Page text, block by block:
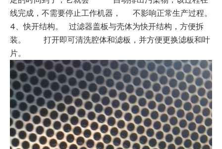
线完成，不需要停止工作机器， 不影响正常生产过程。
4、快开结构。 过滤器盖板与壳体为快开结构，方便拆
装。 打开即可清洗腔体和滤板，并方便更换滤板和叶
片。